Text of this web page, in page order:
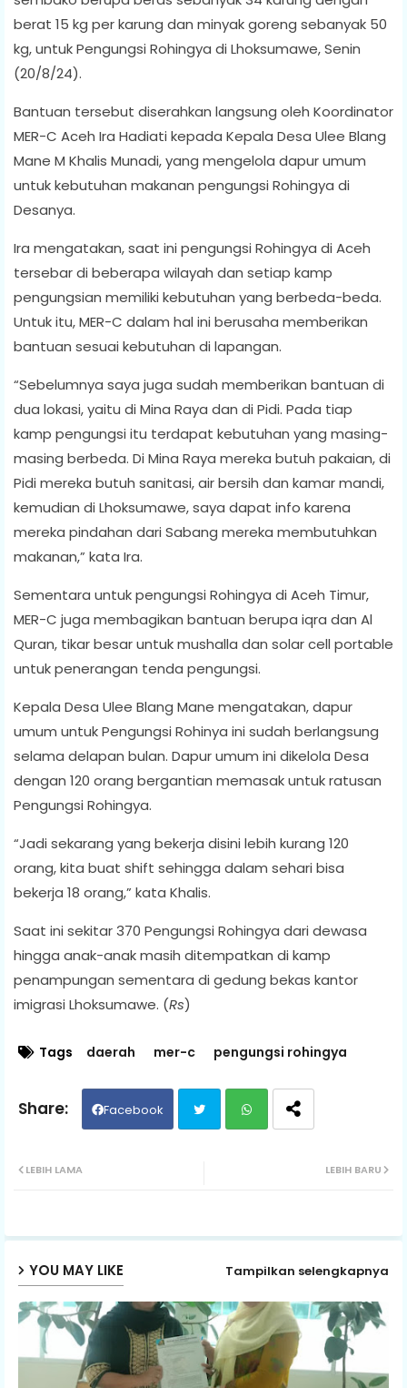
berat 15 kg per karung dan minyak goreng sebanyak 50
kg, untuk Pengungsi Rohingya di Lhoksumawe, Senin
(20/8/24).
Bantuan tersebut diserahkan langsung oleh Koordinator
MER-C Aceh Ira Hadiati kepada Kepala Desa Ulee Blang
Mane M Khalis Munadi, yang mengelola dapur umum
untuk kebutuhan makanan pengungsi Rohingya di
Desanya.
Ira mengatakan, saat ini pengungsi Rohingya di Aceh
tersebar di beberapa wilayah dan setiap kamp
pengungsian memiliki kebutuhan yang berbeda-beda.
Untuk itu, MER-C dalam hal ini berusaha memberikan
bantuan sesuai kebutuhan di lapangan.
“Sebelumnya saya juga sudah memberikan bantuan di
dua lokasi, yaitu di Mina Raya dan di Pidi. Pada tiap
kamp pengungsi itu terdapat kebutuhan yang masing-
masing berbeda. Di Mina Raya mereka butuh pakaian, di
Pidi mereka butuh sanitasi, air bersih dan kamar mandi,
kemudian di Lhoksumawe, saya dapat info karena
mereka pindahan dari Sabang mereka membutuhkan
makanan,” kata Ira.
Sementara untuk pengungsi Rohingya di Aceh Timur,
MER-C juga membagikan bantuan berupa iqra dan Al
Quran, tikar besar untuk mushalla dan solar cell portable
untuk penerangan tenda pengungsi.
Kepala Desa Ulee Blang Mane mengatakan, dapur
umum untuk Pengungsi Rohinya ini sudah berlangsung
selama delapan bulan. Dapur umum ini dikelola Desa
dengan 120 orang bergantian memasak untuk ratusan
Pengungsi Rohingya.
“Jadi sekarang yang bekerja disini lebih kurang 120
orang, kita buat shift sehingga dalam sehari bisa
bekerja 18 orang,” kata Khalis.
Saat ini sekitar 370 Pengungsi Rohingya dari dewasa
hingga anak-anak masih ditempatkan di kamp
penampungan sementara di gedung bekas kantor
imigrasi Lhoksumawe. (Rs)
Tags daerah mer-c pengungsi rohingya
Facebook
ap
p
LEBIH BARU
LEBIH LAMA
YOU MAY LIKE Tampilkan selengkapnya